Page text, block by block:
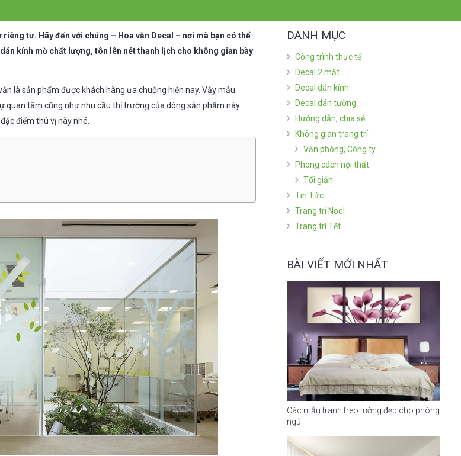
tư. Hãy đến với chúng – Hoa văn Decal – nơi mà bạn có thể
kính mờ chất lượng, tôn lên nét thanh lịch cho không gian bày
là sản phẩm được khách hàng ưa chuộng hiện nay. Vậy mẫu
quan tâm cũng như nhu cầu thị trường của dòng sản phẩm này
điểm thú vị này nhé.
DANH MỤC
Công trình thực tế
Decal 2 mặt
Decal dán kính
Decal dán tường
Hướng dẫn, chia sẻ
Không gian trang trí
Văn phòng, Công ty
Phong cách nội thất
Tối giản
Tin Tức
Trang trí Noel
Trang trí Tết
BÀI VIẾT MỚI NHẤT
Các mẫu tranh treo tường đẹp cho phòng
ngủ